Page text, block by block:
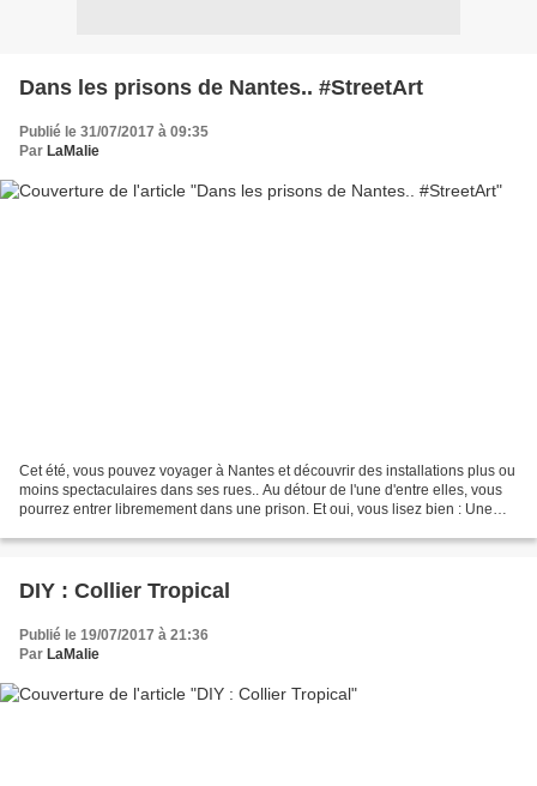
Dans les prisons de Nantes.. #StreetArt
Publié le 31/07/2017 à 09:35
Par LaMalie
Cet été, vous pouvez voyager à Nantes et découvrir des installations plus ou
moins spectaculaires dans ses rues.. Au détour de l'une d'entre elles, vous
pourrez entrer libremement dans une prison. Et oui, vous lisez bien : Une
DIY : Collier Tropical
Publié le 19/07/2017 à 21:36
Par LaMalie